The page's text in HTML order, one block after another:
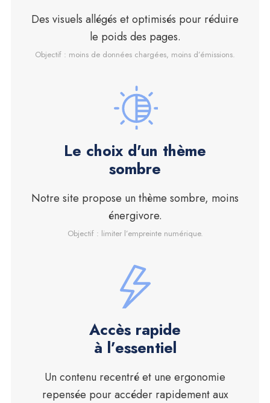
Des visuels allégés et optimisés pour réduire
le poids des pages.
Objectif : moins de données chargées, moins d’émissions.
Le choix d'un thème
sombre
Notre site propose un thème sombre, moins
énergivore.
Objectif : limiter l’empreinte numérique.
Accès rapide
à l’essentiel
Un contenu recentré et une ergonomie
repensée pour accéder rapidement aux